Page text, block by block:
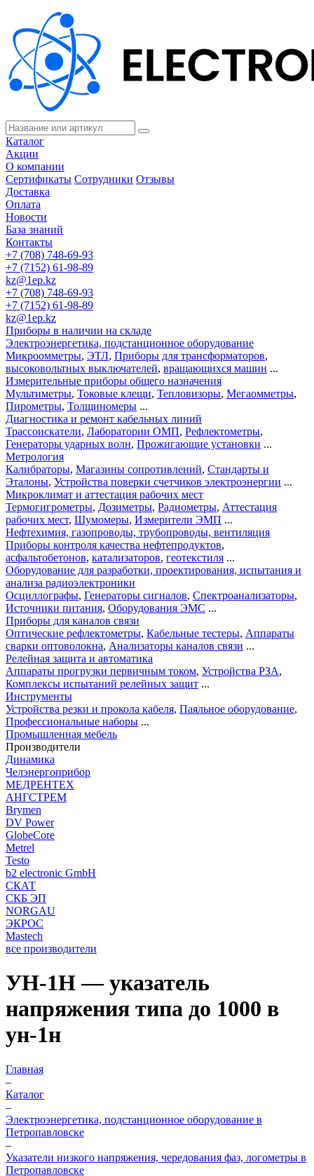
Каталог
Акции
О компании
Сертификаты Сотрудники Отзывы
Доставка
Оплата
Новости
База знаний
Контакты
+7 (708) 748-69-93
+7 (7152) 61-98-89
kz@1ep.kz
+7 (708) 748-69-93
+7 (7152) 61-98-89
kz@1ep.kz
Приборы в наличии на складе
Электроэнергетика, подстанционное оборудование
Микроомметры, ЭТЛ, Приборы для трансформаторов,
высоковольтных выключателей, вращающихся машин ...
Измерительные приборы общего назначения
Мультиметры, Токовые клещи, Тепловизоры, Мегаомметры,
Пирометры, Толщиномеры ...
Диагностика и ремонт кабельных линий
Трассоискатели, Лаборатории ОМП, Рефлектометры,
Генераторы ударных волн, Прожигающие установки ...
Метрология
Калибраторы, Магазины сопротивлений, Стандарты и
Эталоны, Устройства поверки счетчиков электроэнергии ...
Микроклимат и аттестация рабочих мест
Термогигрометры, Дозиметры, Радиометры, Аттестация
рабочих мест, Шумомеры, Измерители ЭМП ...
Нефтехимия, газопроводы, трубопроводы, вентиляция
Приборы контроля качества нефтепродуктов,
асфальтобетонов, катализаторов, геотекстиля ...
Оборудование для разработки, проектирования, испытания и
анализа радиоэлектроники
Осциллографы, Генераторы сигналов, Спектроанализаторы,
Источники питания, Оборудования ЭМС ...
Приборы для каналов связи
Оптические рефлектометры, Кабельные тестеры, Аппараты
сварки оптоволокна, Анализаторы каналов связи ...
Релейная защита и автоматика
Аппараты прогрузки первичным током, Устройства РЗА,
Комплексы испытаний релейных защит ...
Инструменты
Устройства резки и прокола кабеля, Паяльное оборудование,
Профессиональные наборы ...
Промышленная мебель
Производители
Динамика
Челэнергоприбор
МЕДРЕНТЕХ
АНГСТРЕМ
Brymen
DV Power
GlobeCore
Metrel
Testo
b2 electronic GmbH
СКАТ
СКБ ЭП
NORGAU
ЭКРОС
Mastech
все производители
УН-1Н — указатель
напряжения типа до 1000 в
ун-1н
Главная
–
Каталог
–
Электроэнергетика, подстанционное оборудование в
Петропавловске
–
Указатели низкого напряжения, чередования фаз, логометры в
Петропавловске